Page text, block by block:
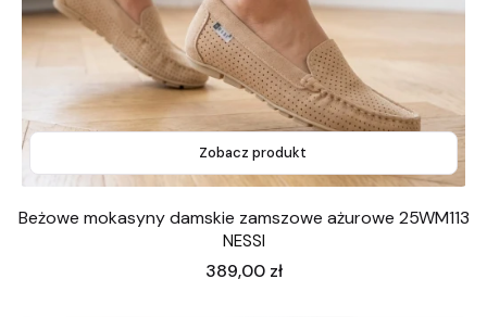
Zobacz produkt
Beżowe mokasyny damskie zamszowe ażurowe 25WM113
NESSI
Cena
389,00 zł